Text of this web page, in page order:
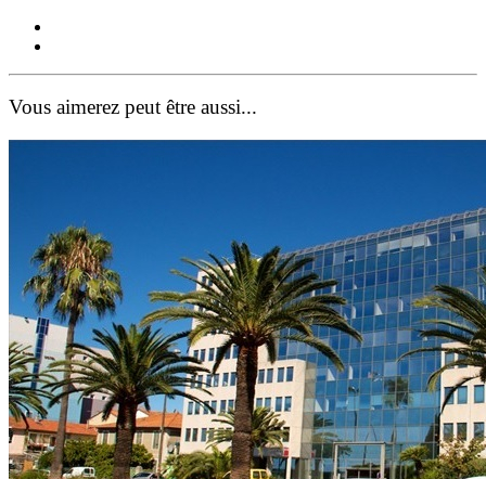
Vous aimerez peut être aussi...